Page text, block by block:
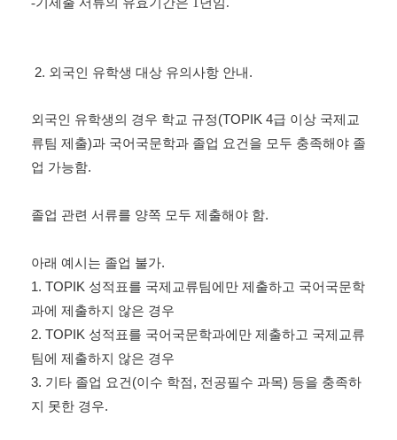
2. 외국인 유학생 대상 유의사항 안내.
외국인 유학생의 경우 학교 규정(TOPIK 4급 이상 국제교
류팀 제출)과 국어국문학과 졸업 요건을 모두 충족해야 졸
업 가능함.
졸업 관련 서류를 양쪽 모두 제출해야 함.
아래 예시는 졸업 불가.
1. TOPIK 성적표를 국제교류팀에만 제출하고 국어국문학
과에 제출하지 않은 경우
2. TOPIK 성적표를 국어국문학과에만 제출하고 국제교류
팀에 제출하지 않은 경우
3. 기타 졸업 요건(이수 학점, 전공필수 과목) 등을 충족하
지 못한 경우.